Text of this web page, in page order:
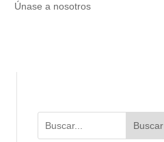
Únase a nosotros
Buscar